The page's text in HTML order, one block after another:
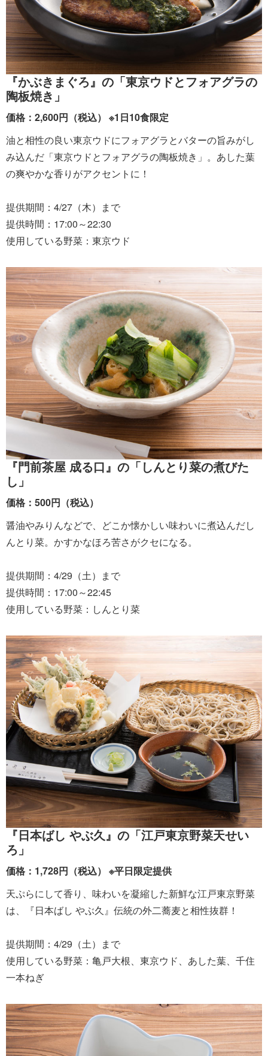
『かぶきまぐろ』の「東京ウドとフォアグラの
陶板焼き」
価格：2,600円（税込） ※1日10食限定
油と相性の良い東京ウドにフォアグラとバターの旨みがし
み込んだ「東京ウドとフォアグラの陶板焼き」。あした葉
の爽やかな香りがアクセントに！
提供期間：4/27（木）まで
提供時間：17:00～22:30
使用している野菜：東京ウド
『門前茶屋 成る口』の「しんとり菜の煮びた
し」
価格：500円（税込）
醤油やみりんなどで、どこか懐かしい味わいに煮込んだし
んとり菜。かすかなほろ苦さがクセになる。
提供期間：4/29（土）まで
提供時間：17:00～22:45
使用している野菜：しんとり菜
『日本ばし やぶ久』の「江戸東京野菜天せい
ろ」
価格：1,728円（税込） ※平日限定提供
天ぷらにして香り、味わいを凝縮した新鮮な江戸東京野菜
は、『日本ばし やぶ久』伝統の外二蕎麦と相性抜群！
提供期間：4/29（土）まで
使用している野菜：亀戸大根、東京ウド、あした葉、千住
一本ねぎ